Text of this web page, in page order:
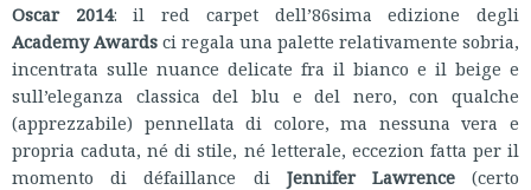
Oscar 2014: il red carpet dell’86sima edizione degli
Academy Awards ci regala una palette relativamente sobria,
incentrata sulle nuance delicate fra il bianco e il beige e
sull’eleganza classica del blu e del nero, con qualche
(apprezzabile) pennellata di colore, ma nessuna vera e
propria caduta, né di stile, né letterale, eccezion fatta per il
momento di défaillance di Jennifer Lawrence(certo